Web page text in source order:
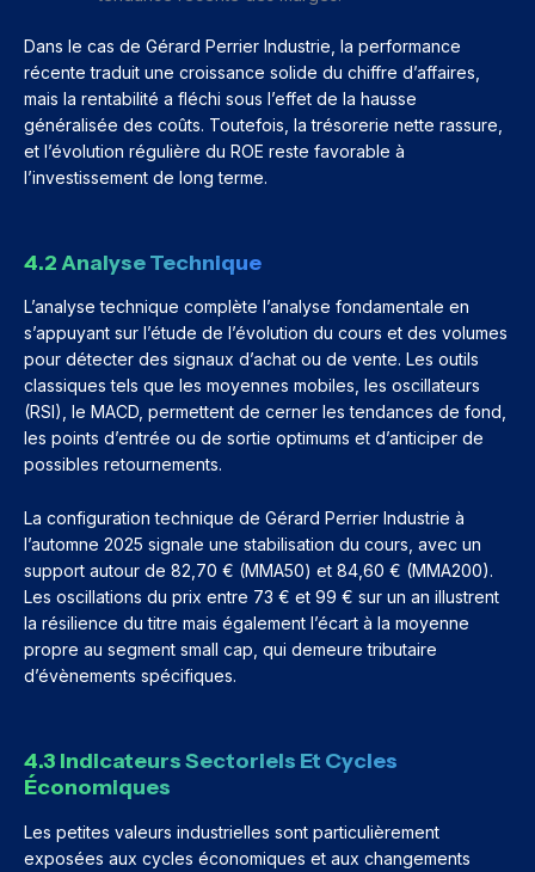
Dans le cas de Gérard Perrier Industrie, la performance
récente traduit une croissance solide du chiffre d’affaires,
mais la rentabilité a fléchi sous l’effet de la hausse
généralisée des coûts. Toutefois, la trésorerie nette rassure,
et l’évolution régulière du ROE reste favorable à
l’investissement de long terme.
4.2 Analyse Technique
L’analyse technique complète l’analyse fondamentale en
s’appuyant sur l’étude de l’évolution du cours et des volumes
pour détecter des signaux d’achat ou de vente. Les outils
classiques tels que les moyennes mobiles, les oscillateurs
(RSI), le MACD, permettent de cerner les tendances de fond,
les points d’entrée ou de sortie optimums et d’anticiper de
possibles retournements.
La configuration technique de Gérard Perrier Industrie à
l’automne 2025 signale une stabilisation du cours, avec un
support autour de 82,70 € (MMA50) et 84,60 € (MMA200).
Les oscillations du prix entre 73 € et 99 € sur un an illustrent
la résilience du titre mais également l’écart à la moyenne
propre au segment small cap, qui demeure tributaire
d’évènements spécifiques.
4.3 Indicateurs Sectoriels Et Cycles
Économiques
Les petites valeurs industrielles sont particulièrement
exposées aux cycles économiques et aux changements